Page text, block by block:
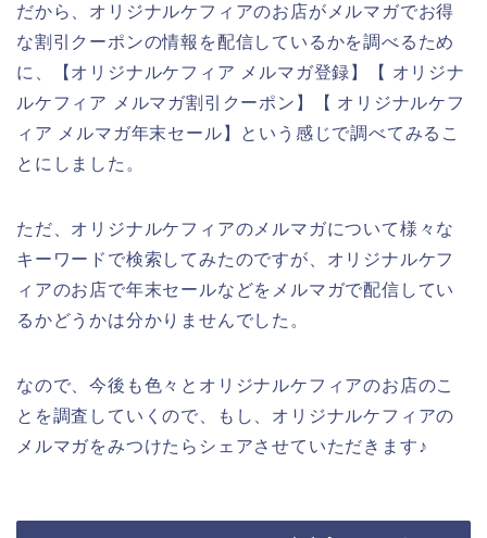
だから、オリジナルケフィアのお店がメルマガでお得
な割引クーポンの情報を配信しているかを調べるため
に、【オリジナルケフィア メルマガ登録】【 オリジナ
ルケフィア メルマガ割引クーポン】【 オリジナルケフ
ィア メルマガ年末セール】という感じで調べてみるこ
とにしました。
ただ、オリジナルケフィアのメルマガについて様々な
キーワードで検索してみたのですが、オリジナルケフ
ィアのお店で年末セールなどをメルマガで配信してい
るかどうかは分かりませんでした。
なので、今後も色々とオリジナルケフィアのお店のこ
とを調査していくので、もし、オリジナルケフィアの
メルマガをみつけたらシェアさせていただきます♪